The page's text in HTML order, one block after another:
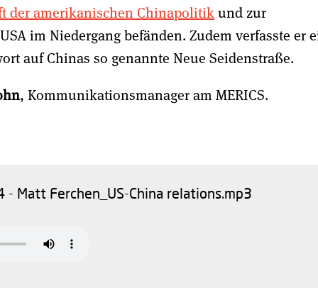
der amerikanischen Chinapolitikund zur
im Niedergang befänden. Zudem verfasste er
auf Chinas so genannte Neue Seidenstraße.
, Kommunikationsmanager am MERICS.
- Matt Ferchen_US-China relations.mp3